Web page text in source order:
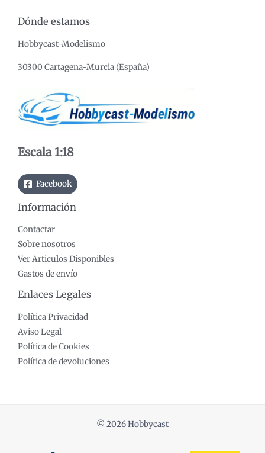
Dónde estamos
Hobbycast-Modelismo
30300 Cartagena-Murcia (España)
Escala 1:18
Facebook
Información
Contactar
Sobre nosotros
Ver Articulos Disponibles
Gastos de envío
Enlaces Legales
Política Privacidad
Aviso Legal
Política de Cookies
Política de devoluciones
© 2026 Hobbycast